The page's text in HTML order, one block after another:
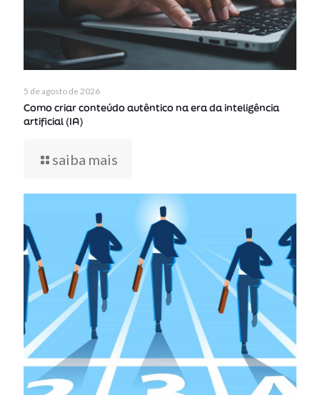
5 de agosto de 2026
Como criar conteúdo autêntico na era da inteligência
artificial (IA)
saiba mais